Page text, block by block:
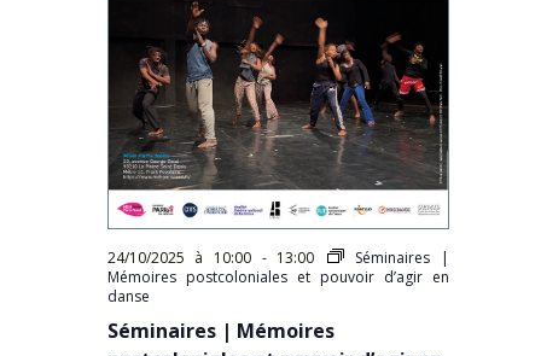
24/10/2025 à 10:00- 13:00
Séminaires |
Mémoires postcoloniales et pouvoir d’agir en
danse
Séminaires | Mémoires